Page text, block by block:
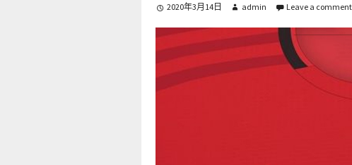
2020年3月14日 admin Leave a comment